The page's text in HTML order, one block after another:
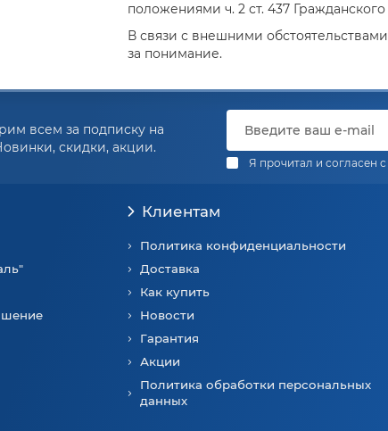
положениями ч. 2 ст. 437
В связи с внешними
за понимание.
всем за подписку на
скидки, акции.
Я прочитал и согласен
Клиентам
Политика конфиденциальности
Доставка
Как купить
Новости
Гарантия
Акции
Политика обработки персональных
данных